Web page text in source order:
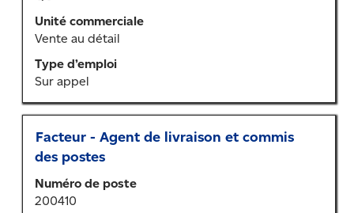
pour
parcourir
la
Unité commerciale
Vente au détail
Type d’emploi
Sur appel
renseignements
sur
l’emploi.
Titre
Facteur - Agent de livraison et commis
des postes
Numéro de poste
200410
Sélectionner
au
moyen
de
la